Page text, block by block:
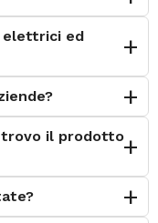
elettrici ed
trovo il prodotto